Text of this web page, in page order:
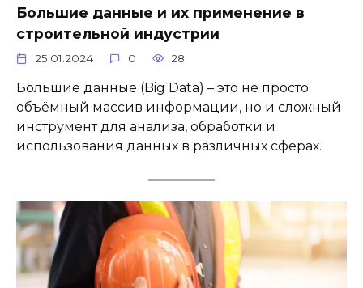
Большие данные и их применение в
строительной индустрии
25.01.2024 0 28
Большие данные (Big Data) – это не просто
объёмный массив информации, но и сложный
инструмент для анализа, обработки и
использования данных в различных сферах.